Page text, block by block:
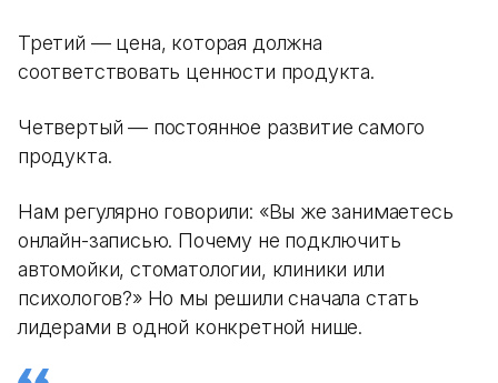
Третий — цена, которая должна
соответствовать ценности продукта.
Четвертый — постоянное развитие самого
продукта.
Нам регулярно говорили: «Вы же занимаетесь
онлайн-записью. Почему не подключить
автомойки, стоматологии, клиники или
психологов?» Но мы решили сначала стать
лидерами в одной конкретной нише.